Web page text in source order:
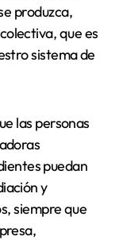
produzca,
que es
sistema de
las personas
puedan
y
siempre que